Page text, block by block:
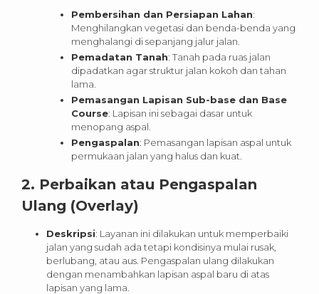
Pembersihan dan Persiapan Lahan:
Menghilangkan vegetasi dan benda-benda yang
menghalangi di sepanjang jalur jalan.
Pemadatan Tanah: Tanah pada ruas jalan
dipadatkan agar struktur jalan kokoh dan tahan
lama.
Pemasangan Lapisan Sub-base dan Base
Course: Lapisan ini sebagai dasar untuk
menopang aspal.
Pengaspalan: Pemasangan lapisan aspal untuk
permukaan jalan yang halus dan kuat.
2. Perbaikan atau Pengaspalan
Ulang (Overlay)
Deskripsi: Layanan ini dilakukan untuk memperbaiki
jalan yang sudah ada tetapi kondisinya mulai rusak,
berlubang, atau aus. Pengaspalan ulang dilakukan
dengan menambahkan lapisan aspal baru di atas
lapisan yang lama.